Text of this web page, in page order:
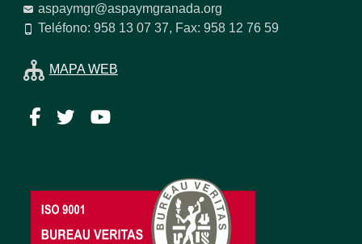
aspaymgr@aspaymgranada.org
Teléfono: 958 13 07 37, Fax: 958 12 76 59
MAPA WEB
Facebook
TwitterYouTube